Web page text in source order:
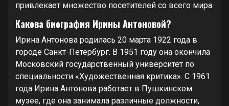
привлекает множество посетителей со всего мира.
Какова биография Ирины Антоновой?
Ирина Антонова родилась 20 марта 1922 года в
городе Санкт-Петербург. В 1951 году она окончила
Московский государственный университет по
специальности «Художественная критика». С 1961
года Ирина Антонова работает в Пушкинском
музее, где она занимала различные должности,